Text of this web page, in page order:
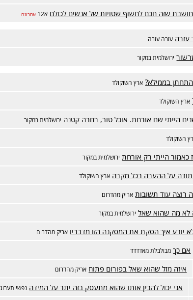
שזה חכם לחשוף שטויות של אנשים לכולם א12 אחרונה
עזרה עזרה עזרה
ירושלמית במקור
בממילא? ארץ השוקולד
ארץ השוקולד
ירושלמית במקור
השוקולד
כאמור הייתי רק אורחת ירושלמית במקור
תודה על ההערה בכל מקרה ארץ השוקולד
רוצה עוד תשובות אריק מהדרום
לא מה שהוא שאל ירושלמית במקור
יודע איך הסקת את המסקנה הזו מדבריו אריק מהדרום
אם כך מבולבלת מאדדדד
איזה מזל שהוא שאל בפורום פתוח אריק מהדרום
אני יכול להבין אותו שהוא מתעסק בזה יתר על המידה נפשי תערוג